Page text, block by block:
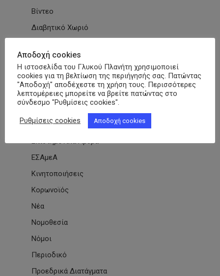
Βίντεο
Διαβητικό Χωριό
Εγκύκλιοι
Εθνικές & Διεθνείς Συμβάσεις
Εκδηλώσεις Συλλόγων
Εκπαίδευση
Εκπαιδευτικά Μαθήματα
Επιστημονικά Άρθρα
ΕΣΑμεΑ
Κινητοποιήσεις
Κορωνοϊός
Νέα
Νομοθεσία
Νόμοι
Περιοδικό
Προεδρικά Διατάγματα
Αποδοχή cookies
Η ιστοσελίδα του Γλυκού Πλανήτη χρησιμοποιεί
cookies για τη βελτίωση της περιήγησής σας. Πατώντας
"Αποδοχή" αποδέχεστε τη χρήση τους. Περισσότερες
λεπτομέρειες μπορείτε να βρείτε πατώντας στο
σύνδεσμο "Ρυθμίσεις cookies".
Ρυθμίσεις cookies Αποδοχή cookies